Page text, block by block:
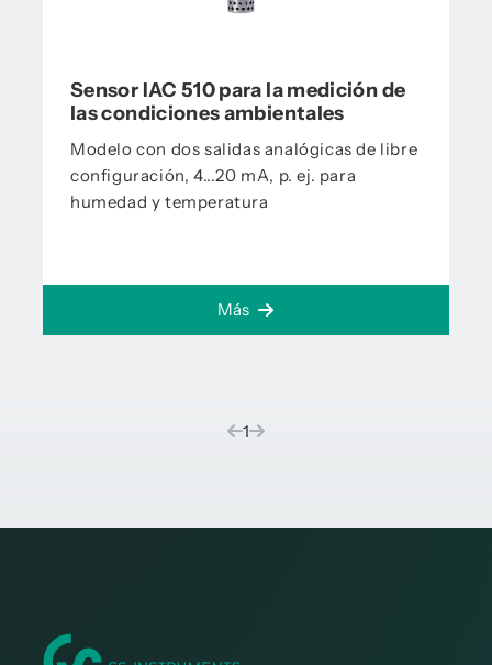
Sensor IAC 510 para la medición de
las condiciones ambientales
Modelo con dos salidas analógicas de libre
configuración, 4...20 mA, p. ej. para
humedad y temperatura
Más
1(current)